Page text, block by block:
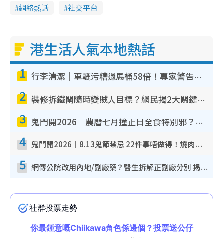
網絡熱話
社交平台
港生活人氣本地熱話
1 行李清潔｜車轆污糟過馬桶58倍！專家警告忌用酒精抹 教1招免污手除菌
2 裝修拆鐵閘隨時變賊人目標？網民揭2大關鍵用途：裝新式等於白裝？附新舊鐵閘分別
3 鬼門開2026｜農曆七月撞正日全食特別邪？專家警告切忌做一事！揭4大禁忌+2招保平安
4 鬼門開2026｜8.13鬼節禁忌 22件事唔做得！燒肉、刺身要少食？半夜勿吹口哨/打呢個電話
5 網傳公院改用內地/副廠藥？醫生拆解正副廠分別 揭4類人換藥隨時出事